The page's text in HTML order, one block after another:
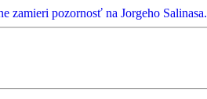
zamieri pozornosť na Jorgeho Salinasa.